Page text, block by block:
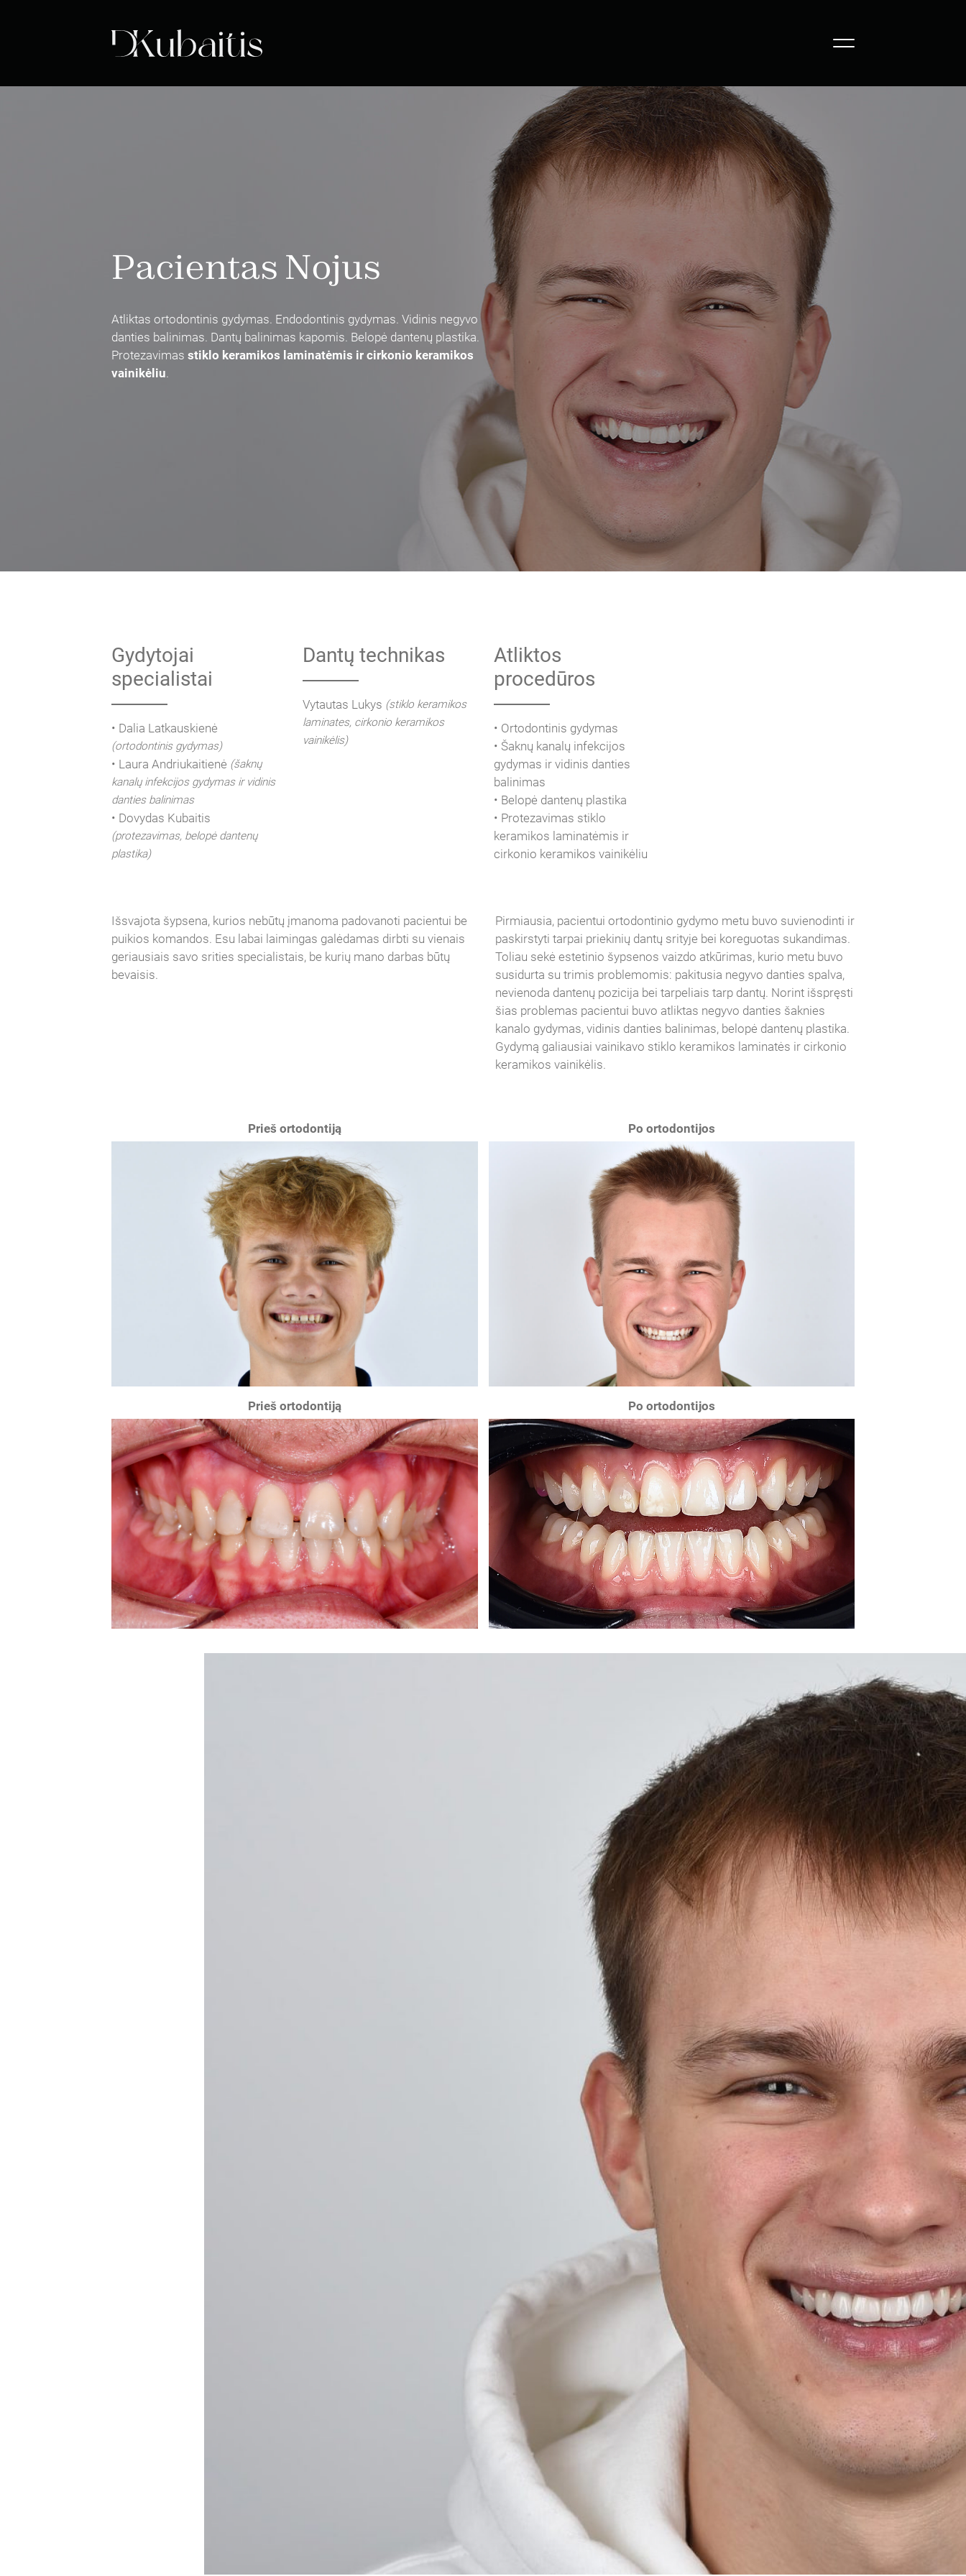
Pacientas Nojus
Atliktas ortodontinis gydymas. Endodontinis gydymas. Vidinis negyvo
danties balinimas. Dantų balinimas kapomis. Belopė dantenų plastika.
Protezavimas stiklo keramikos laminatėmis ir cirkonio keramikos
vainikėliu
Gydytojai
specialistai
• Dalia Latkauskienė
(ortodontinis gydymas)
• Laura Andriukaitienė (šaknų
kanalų infekcijos gydymas ir vidinis
danties balinimas
• Dovydas Kubaitis
(protezavimas, belopė dantenų
plastika)
Dantų technikas
Vytautas Lukys (stiklo keramikos
laminates, cirkonio keramikos
vainikėlis)
Atliktos
procedūros
• Ortodontinis gydymas
• Šaknų kanalų infekcijos
gydymas ir vidinis danties
balinimas
• Belopė dantenų plastika
• Protezavimas stiklo
keramikos laminatėmis ir
cirkonio keramikos vainikėliu
Išsvajota šypsena, kurios nebūtų įmanoma padovanoti pacientui be
puikios komandos. Esu labai laimingas galėdamas dirbti su vienais
geriausiais savo srities specialistais, be kurių mano darbas būtų
bevaisis.
Pirmiausia, pacientui ortodontinio gydymo metu buvo suvienodinti ir
paskirstyti tarpai priekinių dantų srityje bei koreguotas sukandimas.
Toliau sekė estetinio šypsenos vaizdo atkūrimas, kurio metu buvo
susidurta su trimis problemomis: pakitusia negyvo danties spalva,
nevienoda dantenų pozicija bei tarpeliais tarp dantų. Norint išspręsti
šias problemas pacientui buvo atliktas negyvo danties šaknies
kanalo gydymas, vidinis danties balinimas, belopė dantenų plastika.
Gydymą galiausiai vainikavo stiklo keramikos laminatės ir cirkonio
keramikos vainikėlis.
Prieš ortodontiją Po ortodontijos
Prieš ortodontiją Po ortodontijos